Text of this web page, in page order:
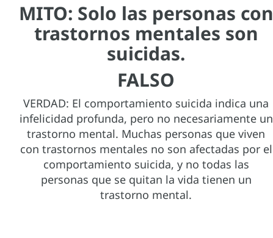
MITO: Solo las personas con
trastornos mentales son
suicidas.
FALSO
VERDAD: El comportamiento suicida indica una
infelicidad profunda, pero no necesariamente un
trastorno mental. Muchas personas que viven
con trastornos mentales no son afectadas por el
comportamiento suicida, y no todas las
personas que se quitan la vida tienen un
trastorno mental.